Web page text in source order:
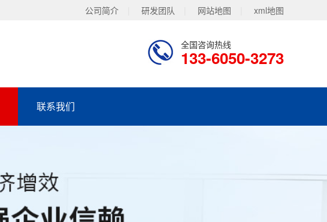
公司简介 研发团队 网站地图 xml地图
全国咨询热线
133-6050-3273
联系我们